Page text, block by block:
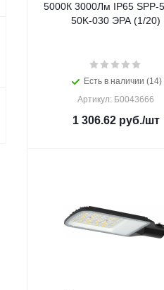
5000К 3000Лм IP65 SPP-
50K-030 ЭРА (1/20)
Есть в наличии (14)
Артикул: Б0043666
1 306.62руб./шт